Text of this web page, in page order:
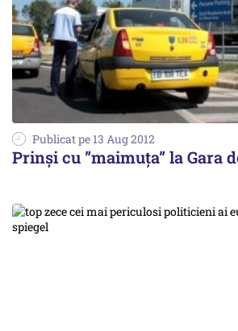
Publicat pe 13 Aug 2012
Prinși cu ”maimuța” la Gara